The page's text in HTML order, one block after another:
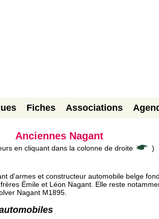
Fiches Associations
Anciennes Nagant
en cliquant dans la colonne de droite )
d'armes et constructeur automobile belge
Émile et Léon Nagant. Elle reste
Nagant M1895.